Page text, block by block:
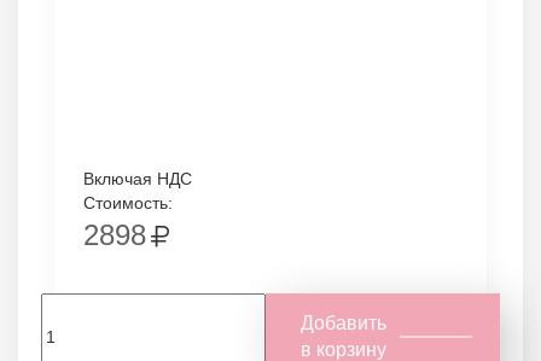
Включая НДС
Стоимость:
2898
Добавить
в корзину